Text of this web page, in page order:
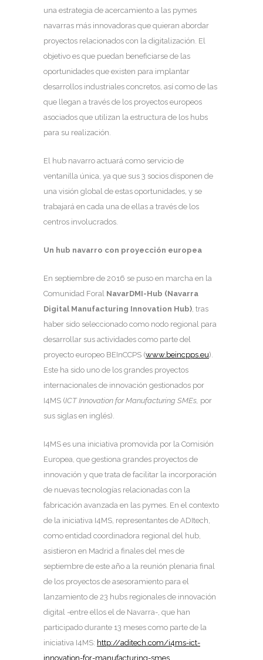
una estrategia de acercamiento a las pymes
navarras más innovadoras que quieran abordar
proyectos relacionados con la digitalización. El
objetivo es que puedan beneficiarse de las
oportunidades que existen para implantar
desarrollos industriales concretos, así como de las
que llegan a través de los proyectos europeos
asociados que utilizan la estructura de los hubs
para su realización.
El hub navarro actuará como servicio de
ventanilla única, ya que sus 3 socios disponen de
una visión global de estas oportunidades, y se
trabajará en cada una de ellas a través de los
centros involucrados.
Un hub navarro con proyección europea
En septiembre de 2016 se puso en marcha en la
Comunidad Foral NavarDMI-Hub (Navarra
Digital Manufacturing Innovation Hub) , tras
haber sido seleccionado como nodo regional para
desarrollar sus actividades como parte del
proyecto europeo BEInCCPS (www.beincpps.eu).
Este ha sido uno de los grandes proyectos
internacionales de innovación gestionados por
I4MS (ICT Innovation for Manufacturing SMEs, por
sus siglas en inglés).
I4MS es una iniciativa promovida por la Comisión
Europea, que gestiona grandes proyectos de
innovación y que trata de facilitar la incorporación
de nuevas tecnologías relacionadas con la
fabricación avanzada en las pymes. En el contexto
de la iniciativa I4MS, representantes de ADItech,
como entidad coordinadora regional del hub,
asistieron en Madrid a finales del mes de
septiembre de este año a la reunión plenaria final
de los proyectos de asesoramiento para el
lanzamiento de 23 hubs regionales de innovación
digital -entre ellos el de Navarra-, que han
participado durante 13 meses como parte de la
iniciativa I4MS: http://aditech.com/i4ms-ict-
innovation-for-manufacturing-smes